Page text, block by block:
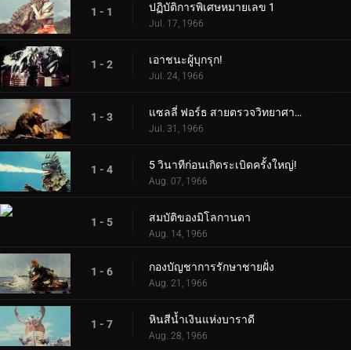
1 - 1 ปฏิบัติการพิเศษหมายเลข 1
Jul. 17, 1966
1 - 2 เอาชนะผู้บุกรุก!
Jul. 24, 1966
1 - 3 แซลลี่ ฟอร์ธ สายตรวจวิทยาศาสตร์!
Jul. 31, 1966
1 - 4 5 วินาทีก่อนเกิดระเบิดครั้งใหญ่!
Aug. 07, 1966
1 - 5 สมบัติของมิโลกานดา
Aug. 14, 1966
1 - 6 กองบัญชาการรักษาชายฝั่ง
Aug. 21, 1966
1 - 7 หินสีน้ำเงินแห่งบาราดี
Aug. 28, 1966